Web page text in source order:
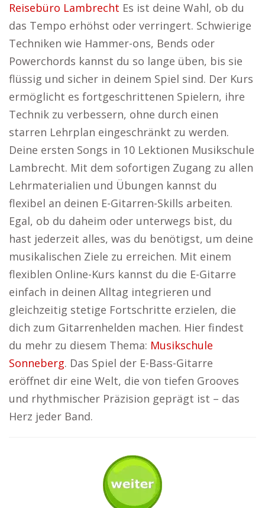
Reisebüro Lambrecht Es ist deine Wahl, ob du
das Tempo erhöhst oder verringert. Schwierige
Techniken wie Hammer-ons, Bends oder
Powerchords kannst du so lange üben, bis sie
flüssig und sicher in deinem Spiel sind. Der Kurs
ermöglicht es fortgeschrittenen Spielern, ihre
Technik zu verbessern, ohne durch einen
starren Lehrplan eingeschränkt zu werden.
Deine ersten Songs in 10 Lektionen Musikschule
Lambrecht. Mit dem sofortigen Zugang zu allen
Lehrmaterialien und Übungen kannst du
flexibel an deinen E-Gitarren-Skills arbeiten.
Egal, ob du daheim oder unterwegs bist, du
hast jederzeit alles, was du benötigst, um deine
musikalischen Ziele zu erreichen. Mit einem
flexiblen Online-Kurs kannst du die E-Gitarre
einfach in deinen Alltag integrieren und
gleichzeitig stetige Fortschritte erzielen, die
dich zum Gitarrenhelden machen. Hier findest
du mehr zu diesem Thema: Musikschule
Sonneberg. Das Spiel der E-Bass-Gitarre
eröffnet dir eine Welt, die von tiefen Grooves
und rhythmischer Präzision geprägt ist – das
Herz jeder Band.